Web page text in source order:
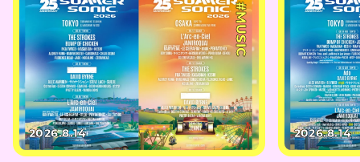
#MUSIC
2026.8.14 2026.8.14